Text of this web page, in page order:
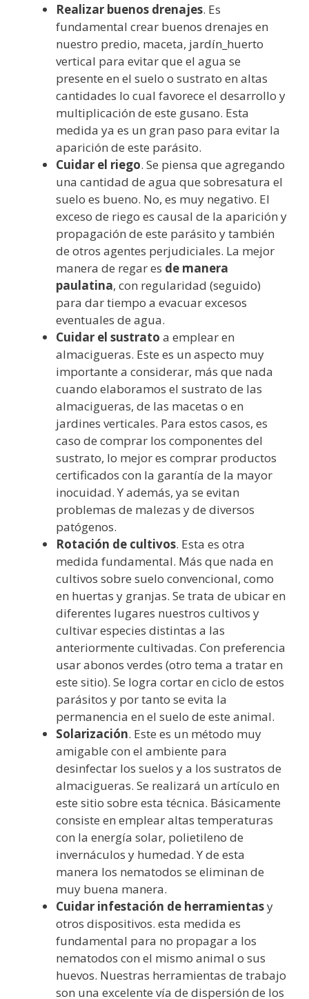
Realizar buenos drenajes. Es
fundamental crear buenos drenajes en
nuestro predio, maceta, jardín_huerto
vertical para evitar que el agua se
presente en el suelo o sustrato en altas
cantidades lo cual favorece el desarrollo y
multiplicación de este gusano. Esta
medida ya es un gran paso para evitar la
aparición de este parásito.
Cuidar el riego. Se piensa que agregando
una cantidad de agua que sobresatura el
suelo es bueno. No, es muy negativo. El
exceso de riego es causal de la aparición y
propagación de este parásito y también
de otros agentes perjudiciales. La mejor
manera de regar es de manera
paulatina, con regularidad (seguido)
para dar tiempo a evacuar excesos
eventuales de agua.
Cuidar el sustrato a emplear en
almacigueras. Este es un aspecto muy
importante a considerar, más que nada
cuando elaboramos el sustrato de las
almacigueras, de las macetas o en
jardines verticales. Para estos casos, es
caso de comprar los componentes del
sustrato, lo mejor es comprar productos
certificados con la garantía de la mayor
inocuidad. Y además, ya se evitan
problemas de malezas y de diversos
patógenos.
Rotación de cultivos. Esta es otra
medida fundamental. Más que nada en
cultivos sobre suelo convencional, como
en huertas y granjas. Se trata de ubicar en
diferentes lugares nuestros cultivos y
cultivar especies distintas a las
anteriormente cultivadas. Con preferencia
usar abonos verdes (otro tema a tratar en
este sitio). Se logra cortar en ciclo de estos
parásitos y por tanto se evita la
permanencia en el suelo de este animal.
Solarización. Este es un método muy
amigable con el ambiente para
desinfectar los suelos y a los sustratos de
almacigueras. Se realizará un artículo en
este sitio sobre esta técnica. Básicamente
consiste en emplear altas temperaturas
con la energía solar, polietileno de
invernáculos y humedad. Y de esta
manera los nematodos se eliminan de
muy buena manera.
Cuidar infestación de herramientasy
otros dispositivos. esta medida es
fundamental para no propagar a los
nematodos con el mismo animal o sus
huevos. Nuestras herramientas de trabajo
son una excelente vía de dispersión de los